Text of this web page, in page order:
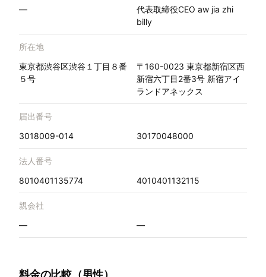
—
代表取締役CEO aw jia zhi
billy
所在地
東京都渋谷区渋谷１丁目８番
５号
〒160-0023 東京都新宿区西
新宿六丁目2番3号 新宿アイ
ランドアネックス
届出番号
3018009-014
30170048000
法人番号
8010401135774
4010401132115
親会社
—
—